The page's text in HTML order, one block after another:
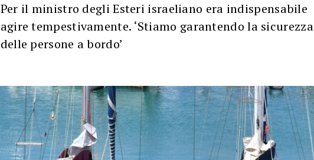
Per il ministro degli Esteri israeliano era indispensabile
agire tempestivamente. ‘Stiamo garantendo la sicurezza
delle persone a bordo’